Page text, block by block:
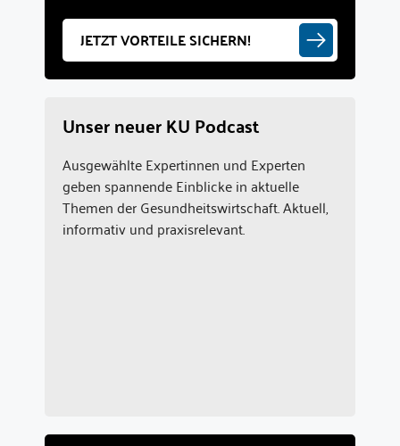
JETZT VORTEILE SICHERN!
Unser neuer KU Podcast
Ausgewählte Expertinnen und Experten
geben spannende Einblicke in aktuelle
Themen der Gesundheitswirtschaft. Aktuell,
informativ und praxisrelevant.